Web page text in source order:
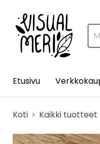
Etusivu
Koti Kaikki tuotteet